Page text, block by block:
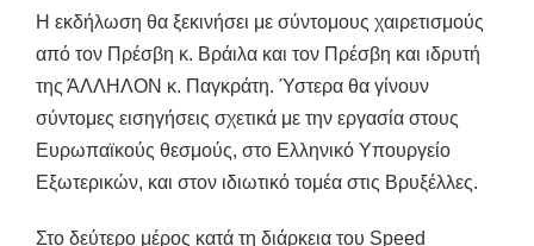
Η εκδήλωση θα ξεκινήσει με σύντομους χαιρετισμούς
από τον Πρέσβη κ. Βράιλα και τον Πρέσβη και ιδρυτή
της ΆΛΛΗΛΟΝ κ. Παγκράτη. Ύστερα θα γίνουν
σύντομες εισηγήσεις σχετικά με την εργασία στους
Ευρωπαϊκούς θεσμούς, στο Ελληνικό Υπουργείο
Εξωτερικών, και στον ιδιωτικό τομέα στις Βρυξέλλες.
Στο δεύτερο μέρος κατά τη διάρκεια του Speed